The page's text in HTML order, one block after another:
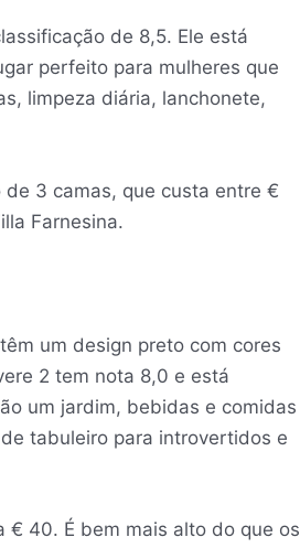
de 8,5. Ele está
perfeito para mulheres que
limpeza diária, lanchonete,
3 camas, que custa entre €
Farnesina.
um design preto com cores
2 tem nota 8,0 e está
um jardim, bebidas e comidas
tabuleiro para introvertidos e
€ 40. É bem mais alto do que os